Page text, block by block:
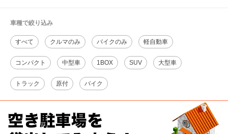
車種で絞り込み
すべて クルマのみ バイクのみ 軽自動車
コンパクト 中型車 1BOX SUV 大型車
トラック 原付 バイク